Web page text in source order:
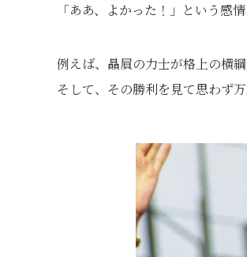
「ああ、よかった！」という感
例えば、贔屓の力士が格上の横
そして、その勝利を見て思わず